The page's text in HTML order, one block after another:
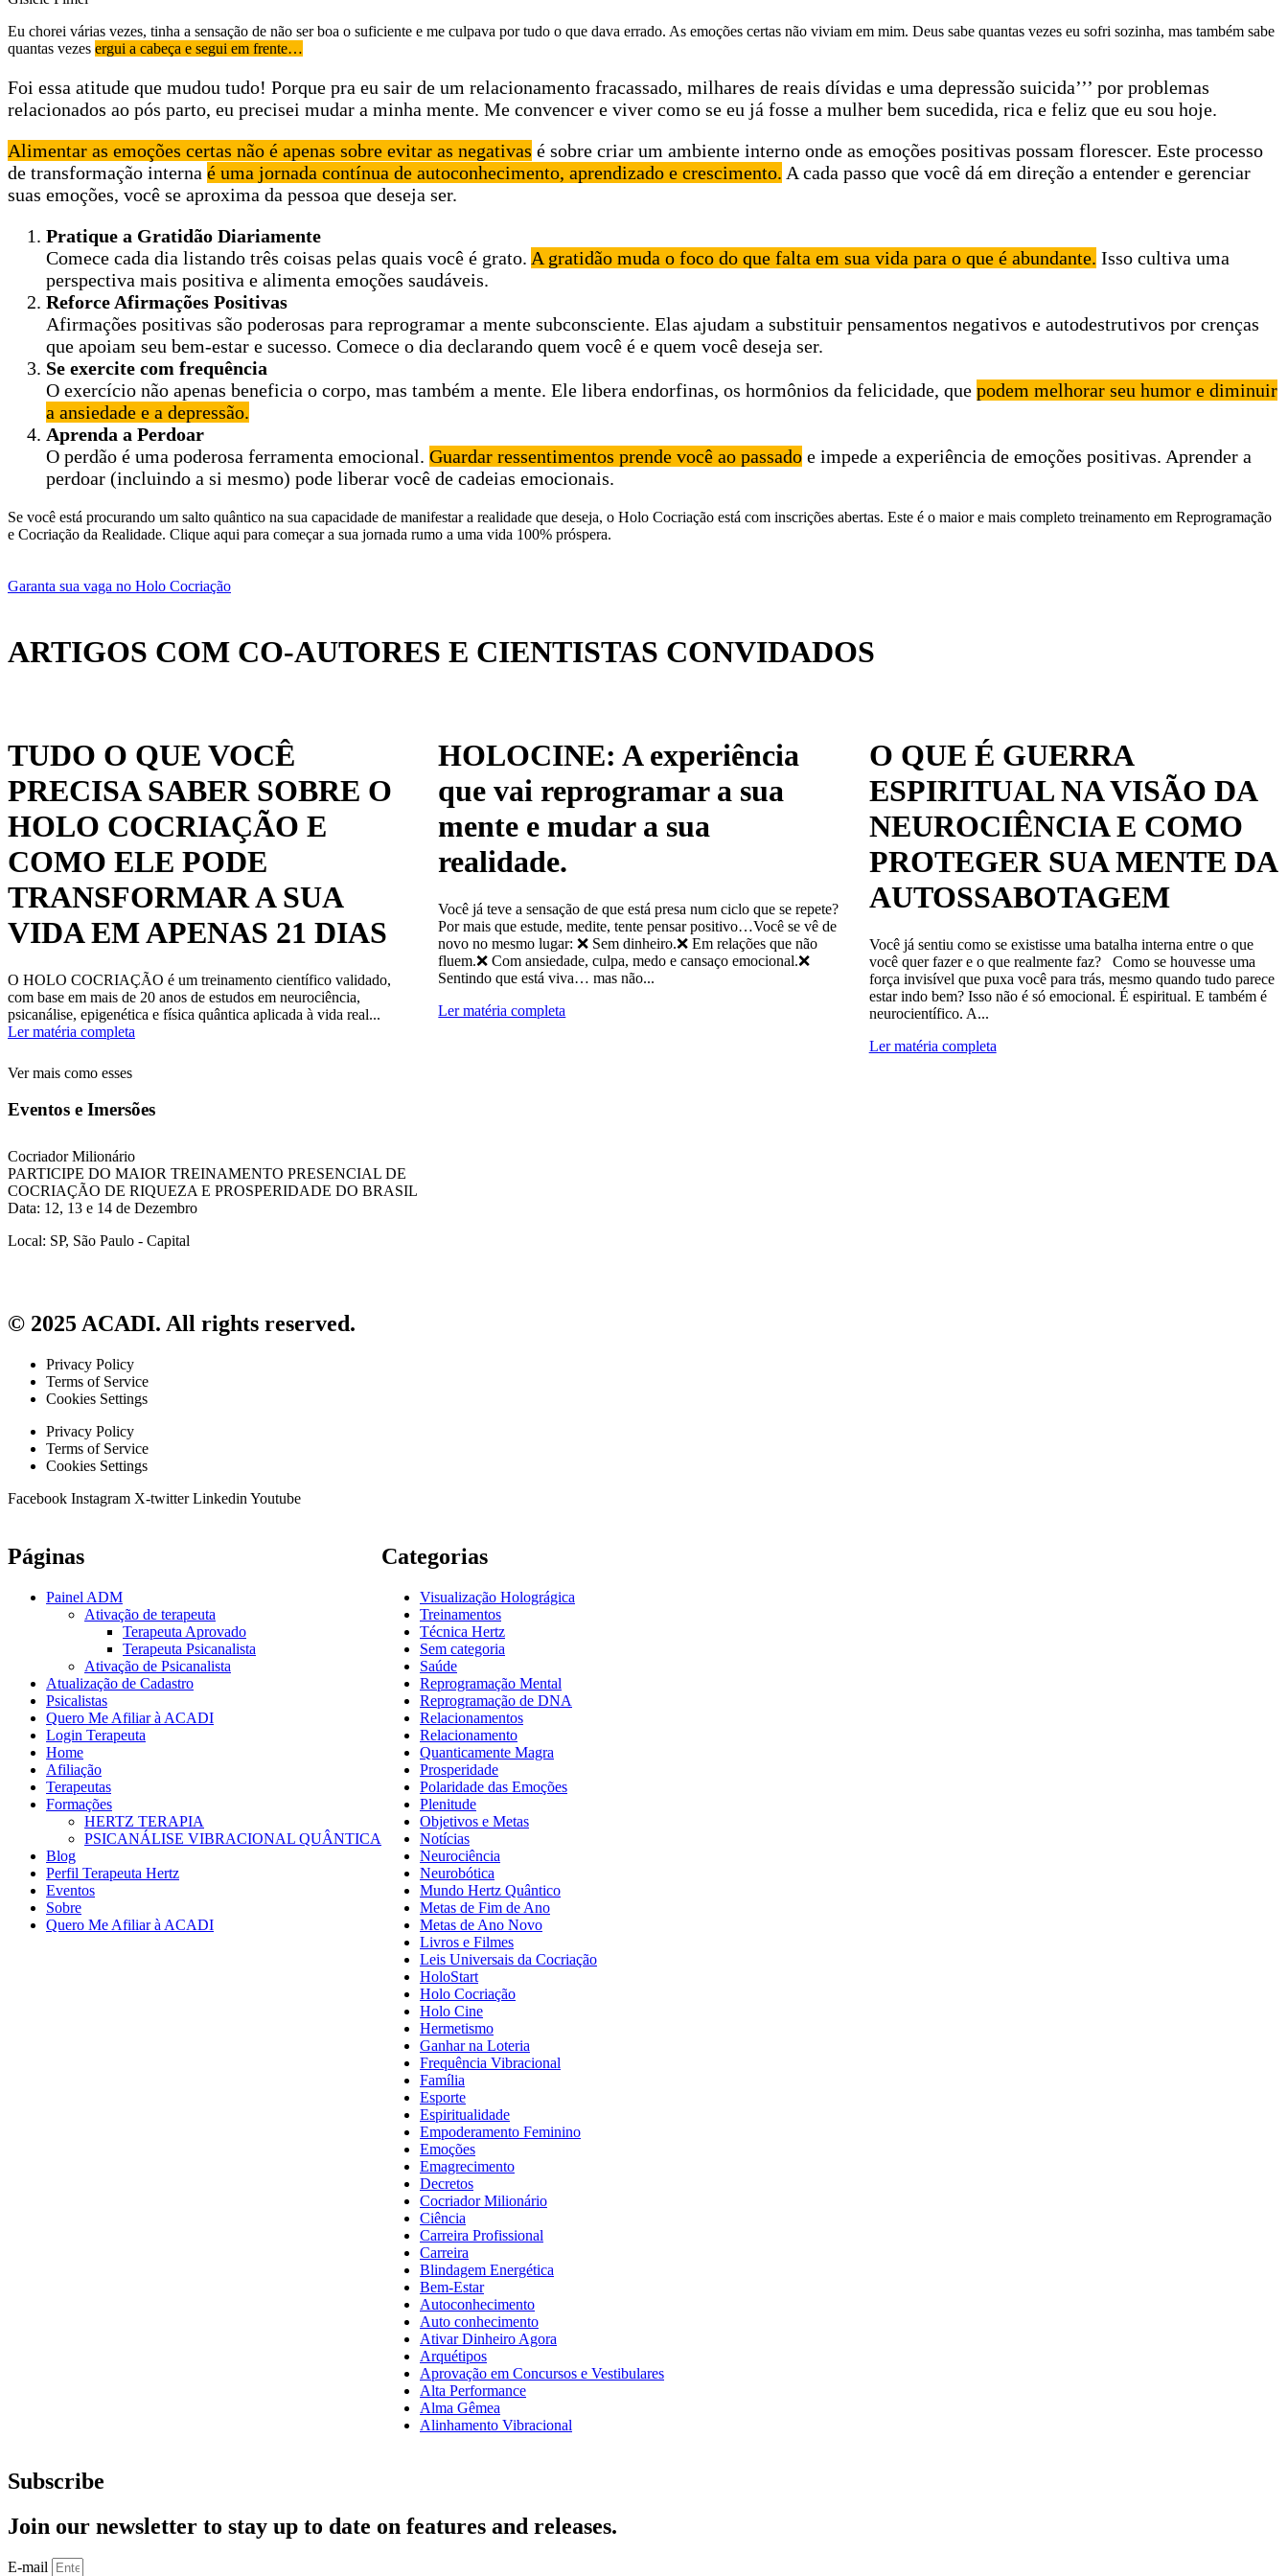
Eu chorei várias vezes, tinha a sensação de não ser boa o suficiente e me culpava por tudo o que dava errado. As emoções certas não viviam em mim. Deus sabe quantas vezes eu sofri sozinha, mas também sabe
quantas vezes ergui a cabeça e segui em frente…
Foi essa atitude que mudou tudo! Porque pra eu sair de um relacionamento fracassado, milhares de reais dívidas e uma depressão suicida’’’ por problemas
relacionados ao pós parto, eu precisei mudar a minha mente. Me convencer e viver como se eu já fosse a mulher bem sucedida, rica e feliz que eu sou hoje.
Alimentar as emoções certas não é apenas sobre evitar as negativas é sobre criar um ambiente interno onde as emoções positivas possam florescer. Este processo
de transformação interna é uma jornada contínua de autoconhecimento, aprendizado e crescimento. A cada passo que você dá em direção a entender e gerenciar
suas emoções, você se aproxima da pessoa que deseja ser.
Pratique a Gratidão Diariamente
Comece cada dia listando três coisas pelas quais você é grato. A gratidão muda o foco do que falta em sua vida para o que é abundante. Isso cultiva uma
perspectiva mais positiva e alimenta emoções saudáveis.
Reforce Afirmações Positivas
Afirmações positivas são poderosas para reprogramar a mente subconsciente. Elas ajudam a substituir pensamentos negativos e autodestrutivos por crenças
que apoiam seu bem-estar e sucesso. Comece o dia declarando quem você é e quem você deseja ser.
Se exercite com frequência
O exercício não apenas beneficia o corpo, mas também a mente. Ele libera endorfinas, os hormônios da felicidade, que podem melhorar seu humor e diminuir
a ansiedade e a depressão.
Aprenda a Perdoar
O perdão é uma poderosa ferramenta emocional. Guardar ressentimentos prende você ao passado e impede a experiência de emoções positivas. Aprender a
perdoar (incluindo a si mesmo) pode liberar você de cadeias emocionais.
Se você está procurando um salto quântico na sua capacidade de manifestar a realidade que deseja, o Holo Cocriação está com inscrições abertas. Este é o maior e mais completo treinamento em Reprogramação
e Cocriação da Realidade. Clique aqui para começar a sua jornada rumo a uma vida 100% próspera.
Garanta sua vaga no Holo Cocriação
ARTIGOS COM CO-AUTORES E CIENTISTAS CONVIDADOS
TUDO O QUE VOCÊ
PRECISA SABER SOBRE O
HOLO COCRIAÇÃO E
COMO ELE PODE
TRANSFORMAR A SUA
VIDA EM APENAS 21 DIAS
O HOLO COCRIAÇÃO é um treinamento científico validado,
com base em mais de 20 anos de estudos em neurociência,
psicanálise, epigenética e física quântica aplicada à vida real...
Ler matéria completa
HOLOCINE: A experiência
que vai reprogramar a sua
mente e mudar a sua
realidade.
Você já teve a sensação de que está presa num ciclo que se repete?
Por mais que estude, medite, tente pensar positivo…Você se vê de
novo no mesmo lugar: ❌ Sem dinheiro.❌ Em relações que não
fluem.❌ Com ansiedade, culpa, medo e cansaço emocional.❌
Sentindo que está viva… mas não...
Ler matéria completa
O QUE É GUERRA
ESPIRITUAL NA VISÃO DA
NEUROCIÊNCIA E COMO
PROTEGER SUA MENTE DA
AUTOSSABOTAGEM
Você já sentiu como se existisse uma batalha interna entre o que
você quer fazer e o que realmente faz? Como se houvesse uma
força invisível que puxa você para trás, mesmo quando tudo parece
estar indo bem? Isso não é só emocional. É espiritual. E também é
neurocientífico. A...
Ler matéria completa
Ver mais como esses
Eventos e Imersões
Cocriador Milionário
PARTICIPE DO MAIOR TREINAMENTO PRESENCIAL DE
COCRIAÇÃO DE RIQUEZA E PROSPERIDADE DO BRASIL
Data: 12, 13 e 14 de Dezembro
Local: SP, São Paulo - Capital
© 2025 ACADI. All rights reserved.
Privacy Policy
Terms of Service
Cookies Settings
Privacy Policy
Terms of Service
Cookies Settings
Facebook Instagram X-twitter Linkedin Youtube
Páginas
Painel ADM
Ativação de terapeuta
Terapeuta Aprovado
Terapeuta Psicanalista
Ativação de Psicanalista
Atualização de Cadastro
Psicalistas
Quero Me Afiliar à ACADI
Login Terapeuta
Home
Afiliação
Terapeutas
Formações
HERTZ TERAPIA
PSICANÁLISE VIBRACIONAL QUÂNTICA
Blog
Perfil Terapeuta Hertz
Eventos
Sobre
Quero Me Afiliar à ACADI
Categorias
Visualização Holográgica
Treinamentos
Técnica Hertz
Sem categoria
Saúde
Reprogramação Mental
Reprogramação de DNA
Relacionamentos
Relacionamento
Quanticamente Magra
Prosperidade
Polaridade das Emoções
Plenitude
Objetivos e Metas
Notícias
Neurociência
Neurobótica
Mundo Hertz Quântico
Metas de Fim de Ano
Metas de Ano Novo
Livros e Filmes
Leis Universais da Cocriação
HoloStart
Holo Cocriação
Holo Cine
Hermetismo
Ganhar na Loteria
Frequência Vibracional
Família
Esporte
Espiritualidade
Empoderamento Feminino
Emoções
Emagrecimento
Decretos
Cocriador Milionário
Ciência
Carreira Profissional
Carreira
Blindagem Energética
Bem-Estar
Autoconhecimento
Auto conhecimento
Ativar Dinheiro Agora
Arquétipos
Aprovação em Concursos e Vestibulares
Alta Performance
Alma Gêmea
Alinhamento Vibracional
Subscribe
Join our newsletter to stay up to date on features and releases.
E-mail